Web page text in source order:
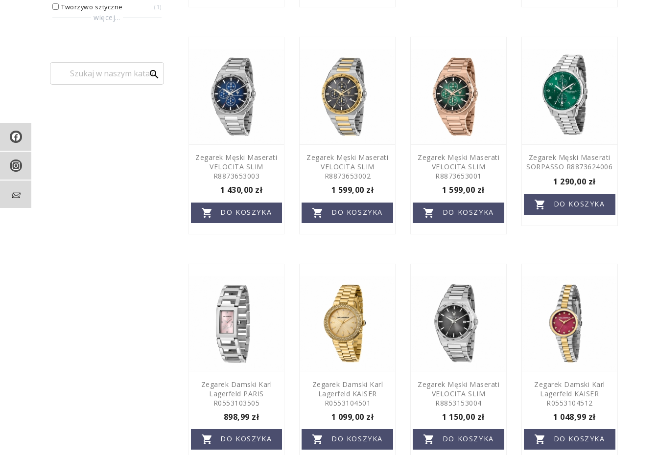
Tworzywo sztyczne
1
więcej...
search
Zegarek Męski Maserati
VELOCITA SLIM
R8873653003
1 430,00 zł
 DO KOSZYKA
Zegarek Męski Maserati
VELOCITA SLIM
R8873653002
1 599,00 zł
 DO KOSZYKA
Zegarek Męski Maserati
VELOCITA SLIM
R8873653001
1 599,00 zł
 DO KOSZYKA
Zegarek Męski Maserati
SORPASSO R8873624006
1 290,00 zł
 DO KOSZYKA
Zegarek Damski Karl
Lagerfeld PARIS
R0553103505
898,99 zł
 DO KOSZYKA
Zegarek Damski Karl
Lagerfeld KAISER
R0553104501
1 099,00 zł
 DO KOSZYKA
Zegarek Męski Maserati
VELOCITA SLIM
R8853153004
1 150,00 zł
 DO KOSZYKA
Zegarek Damski Karl
Lagerfeld KAISER
R0553104512
1 048,99 zł
 DO KOSZYKA